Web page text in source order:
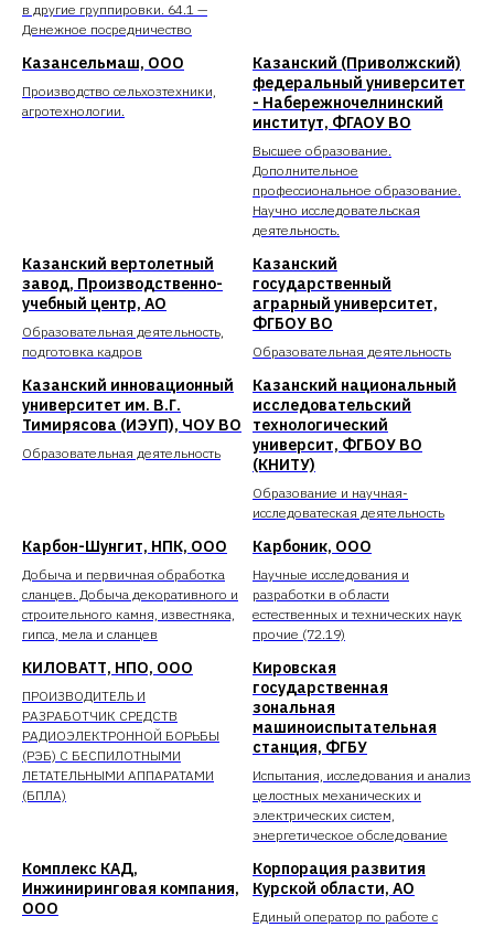
в другие группировки. 64.1 —
Денежное посредничество
Казансельмаш, ООО
Производство сельхозтехники,
агротехнологии.
Казанский (Приволжский)
федеральный университет
- Набережночелнинский
институт, ФГАОУ ВО
Высшее образование.
Дополнительное
профессиональное образование.
Научно исследовательская
деятельность.
Казанский вертолетный
завод, Производственно-
учебный центр, АО
Образовательная деятельность,
подготовка кадров
Казанский
государственный
аграрный университет,
ФГБОУ ВО
Образовательная деятельность
Казанский инновационный
университет им. В.Г.
Тимирясова (ИЭУП), ЧОУ ВО
Образовательная деятельность
Казанский национальный
исследовательский
технологический
университ, ФГБОУ ВО
(КНИТУ)
Образование и научная-
исследоватеская деятельность
Карбон-Шунгит, НПК, ООО
Добыча и первичная обработка
сланцев. Добыча декоративного и
строительного камня, известняка,
гипса, мела и сланцев
Карбоник, ООО
Научные исследования и
разработки в области
естественных и технических наук
прочие (72.19)
КИЛОВАТТ, НПО, ООО
ПРОИЗВОДИТЕЛЬ И
РАЗРАБОТЧИК СРЕДСТВ
РАДИОЭЛЕКТРОННОЙ БОРЬБЫ
(РЭБ) С БЕСПИЛОТНЫМИ
ЛЕТАТЕЛЬНЫМИ АППАРАТАМИ
(БПЛА)
Кировская
государственная
зональная
машиноиспытательная
станция, ФГБУ
Испытания, исследования и анализ
целостных механических и
электрических систем,
энергетическое обследование
Комплекс КАД,
Инжиниринговая компания,
ООО
Корпорация развития
Курской области, АО
Единый оператор по работе с